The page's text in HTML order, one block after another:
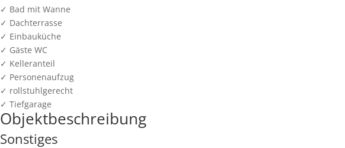
✓ Bad mit Wanne
✓ Dachterrasse
✓ Einbauküche
✓ Gäste WC
✓ Kelleranteil
✓ Personenaufzug
✓ rollstuhlgerecht
✓ Tiefgarage
Objekt­beschreibung
Sonstiges